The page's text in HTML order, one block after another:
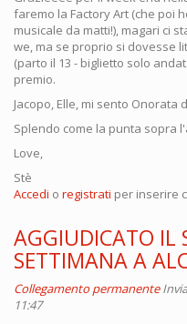
faremo la Factory Art (che poi
musicale da matti!), magari ci
we, ma se proprio si dovesse
(parto il 13 - biglietto solo
premio.
Jacopo, Elle, mi sento Onorata
Splendo come la punta sopra
Love,
Stè
Accedi o registrati per inserire
AGGIUDICATO IL
SETTIMANA A
Collegamento permanente
11:47